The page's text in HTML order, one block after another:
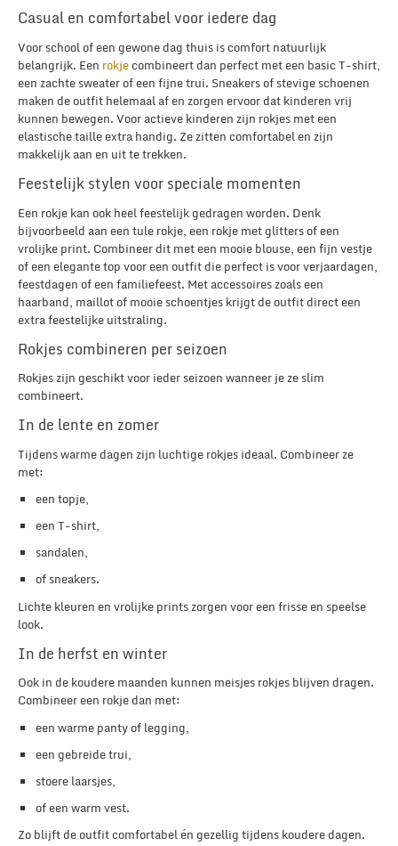
Casual en comfortabel voor iedere dag
Voor school of een gewone dag thuis is comfort natuurlijk
belangrijk. Een rokjecombineert dan perfect met een basic T-shirt,
een zachte sweater of een fijne trui. Sneakers of stevige schoenen
maken de outfit helemaal af en zorgen ervoor dat kinderen vrij
kunnen bewegen. Voor actieve kinderen zijn rokjes met een
elastische taille extra handig. Ze zitten comfortabel en zijn
makkelijk aan en uit te trekken.
Feestelijk stylen voor speciale momenten
Een rokje kan ook heel feestelijk gedragen worden. Denk
bijvoorbeeld aan een tule rokje, een rokje met glitters of een
vrolijke print. Combineer dit met een mooie blouse, een fijn vestje
of een elegante top voor een outfit die perfect is voor verjaardagen,
feestdagen of een familiefeest. Met accessoires zoals een
haarband, maillot of mooie schoentjes krijgt de outfit direct een
extra feestelijke uitstraling.
Rokjes combineren per seizoen
Rokjes zijn geschikt voor ieder seizoen wanneer je ze slim
combineert.
In de lente en zomer
Tijdens warme dagen zijn luchtige rokjes ideaal. Combineer ze
met:
een topje,
een T-shirt,
sandalen,
of sneakers.
Lichte kleuren en vrolijke prints zorgen voor een frisse en speelse
look.
In de herfst en winter
Ook in de koudere maanden kunnen meisjes rokjes blijven dragen.
Combineer een rokje dan met:
een warme panty of legging,
een gebreide trui,
stoere laarsjes,
of een warm vest.
Zo blijft de outfit comfortabel én gezellig tijdens koudere dagen.